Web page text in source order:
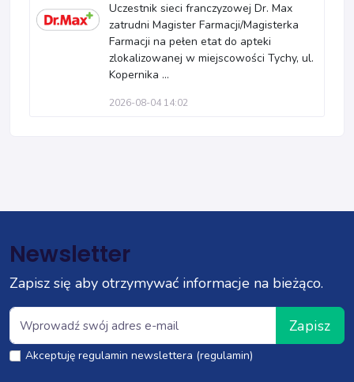
Uczestnik sieci franczyzowej Dr. Max
zatrudni Magister Farmacji/Magisterka
Farmacji na pełen etat do apteki
zlokalizowanej w miejscowości Tychy, ul.
Kopernika ...
2026-08-04 14:02
Newsletter
Zapisz się aby otrzymywać informacje na bieżąco.
Zapisz
Akceptuję regulamin newslettera (regulamin)